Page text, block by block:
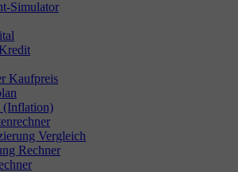
Simulator
Kaufpreis
(Inflation)
Vergleich
Rechner